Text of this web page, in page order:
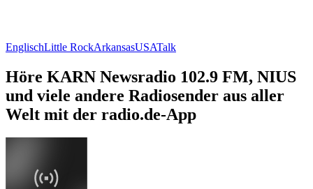
EnglischLittle RockArkansasUSATalk
Höre KARN Newsradio 102.9 FM, NIUS
und viele andere Radiosender aus aller
Welt mit der radio.de-App